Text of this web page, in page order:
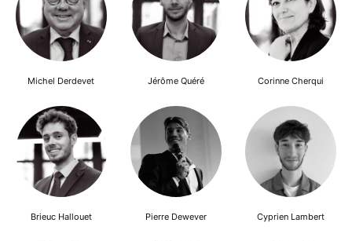
Michel Derdevet Jérôme Quéré Corinne Cherqui
Brieuc Hallouet Pierre Dewever Cyprien Lambert